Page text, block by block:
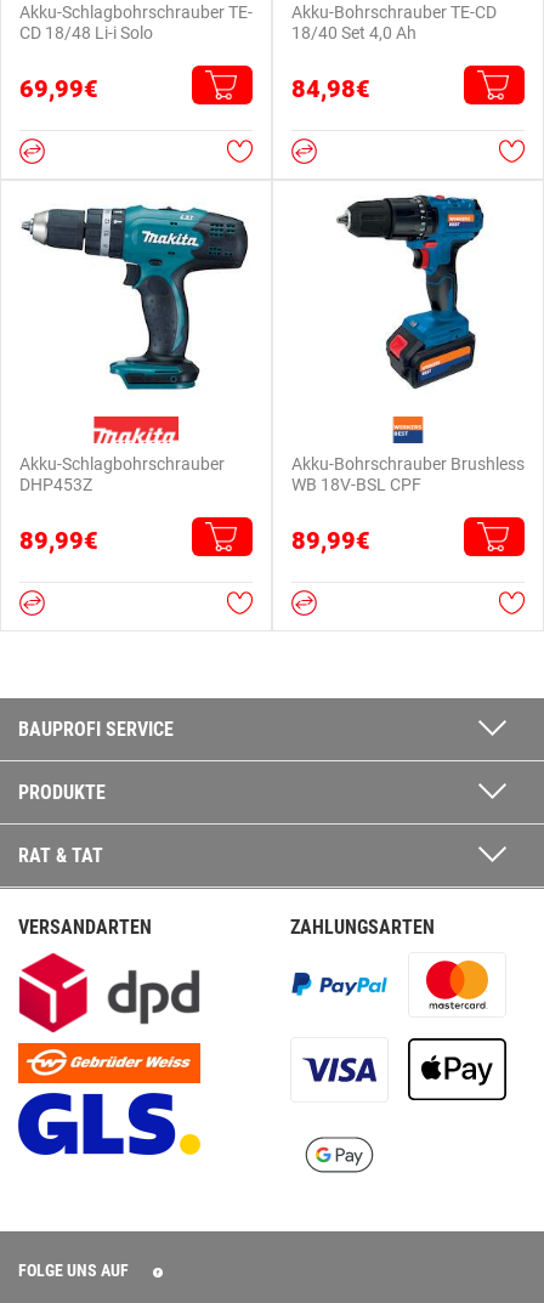
Akku-Schlagbohrschrauber TE-
CD 18/48 Li-i Solo
69,99€
Akku-Bohrschrauber TE-CD
18/40 Set 4,0 Ah
84,98€
Akku-Schlagbohrschrauber
DHP453Z
89,99€
Akku-Bohrschrauber Brushless
WB 18V-BSL CPF
89,99€
BAUPROFI SERVICE
PRODUKTE
RAT & TAT
VERSANDARTEN ZAHLUNGSARTEN
FOLGE UNS AUF